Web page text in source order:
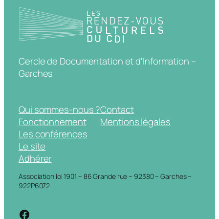
Cercle de Documentation et d'Information –
Garches
Qui sommes-nous ?
Fonctionnement
Les conférences
Le site
Adhérer
Contact
Mentions légales
Association loi 1901 – 86 Grande rue – 92380 – Garches –
922P6072
https://www.facebook.com/